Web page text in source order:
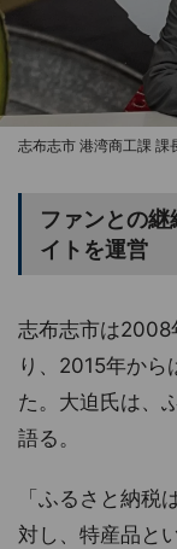
志布志市 港湾商工課 課
ファンとの
イトを運営
志布志市は2008
り、2015年から
た。大迫氏は、
語る。
「ふるさと納税
対し、特産品と